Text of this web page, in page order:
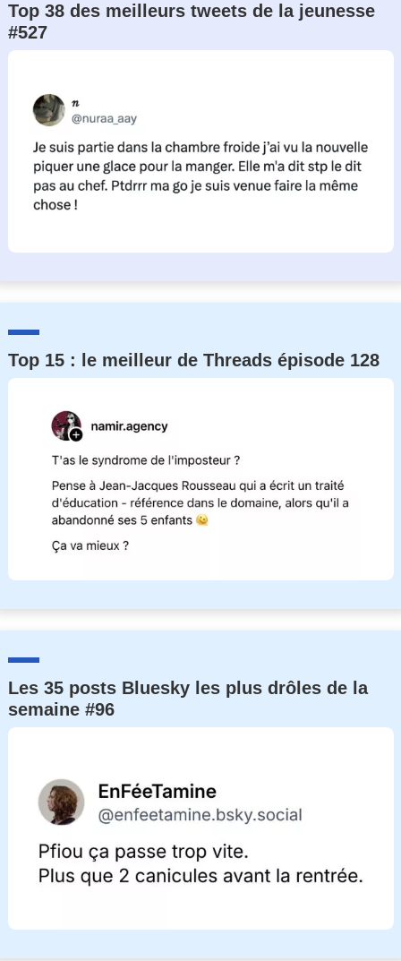
Top 38 des meilleurs tweets de la jeunesse
#527
Top 15 : le meilleur de Threads épisode 128
Les 35 posts Bluesky les plus drôles de la
semaine #96